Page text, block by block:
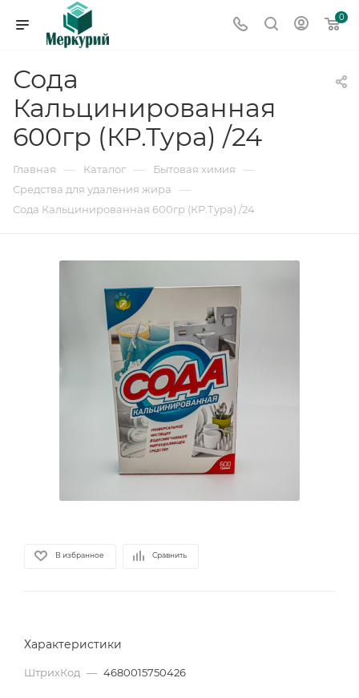
0
Сода
Кальцинированная
600гр (КР.Тура) /24
Главная — Каталог — Бытовая химия —
Средства для удаления жира —
Сода Кальцинированная 600гр (КР.Тура) /24
В избранное Сравнить
Характеристики
ШтрихКод — 4680015750426